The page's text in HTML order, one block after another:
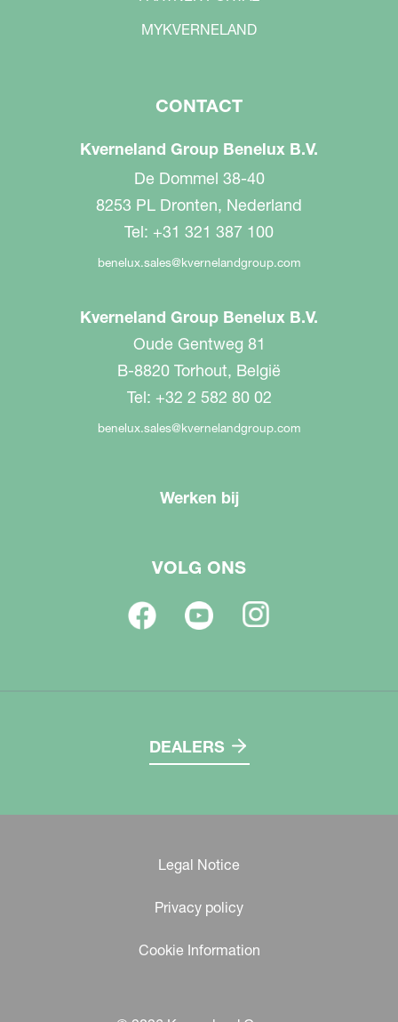
MYKVERNELAND
CONTACT
Kverneland Group Benelux B.V.
De Dommel 38-40
8253 PL Dronten, Nederland
Tel: +31 321 387 100
benelux.sales@kvernelandgroup.com
Kverneland Group Benelux B.V.
Oude Gentweg 81
B-8820 Torhout, België
Tel: +32 2 582 80 02
benelux.sales@kvernelandgroup.com
Werken bij
VOLG ONS
DEALERS
Legal Notice
Privacy policy
Cookie Information